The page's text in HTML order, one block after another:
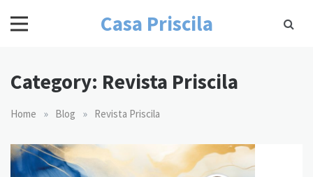
content
Casa Priscila
Category: Revista Priscila
Home » Blog » Revista Priscila